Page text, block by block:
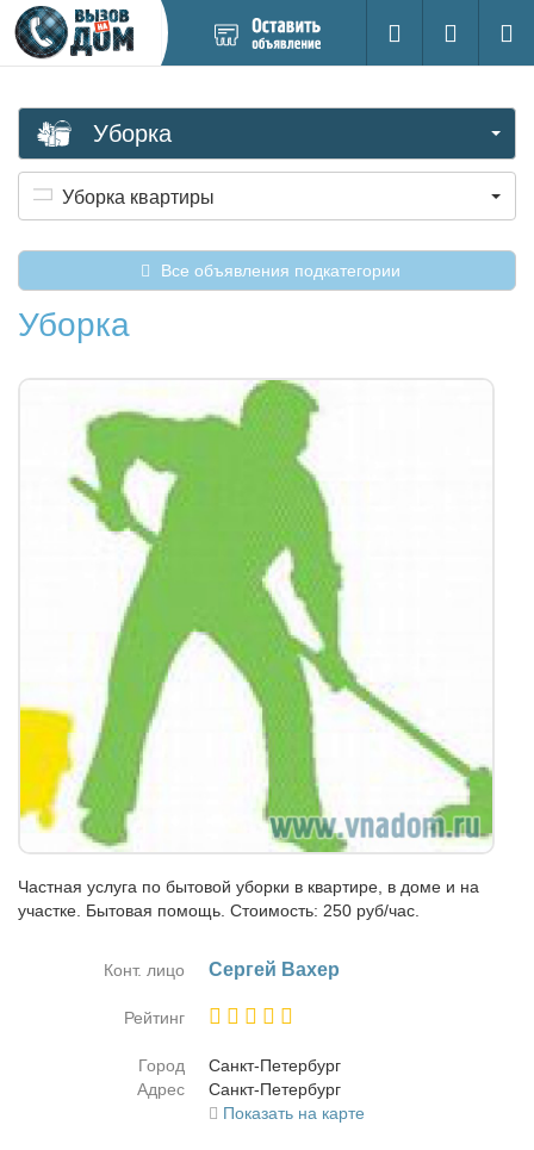
новое
Поиск
Вход на
Уборка
Уборка квартиры
Все объявления подкатегории
Уборка
Частная услуга по бытовой уборки в квартире, в доме и на
участке. Бытовая помощь. Стоимость: 250 руб/час.
Конт. лицо Сер­гей Вах­ер
Рейтинг
Город
Санкт-Пе­тер­бург
Адрес
Санкт-Пе­тер­бург
Показать на карте